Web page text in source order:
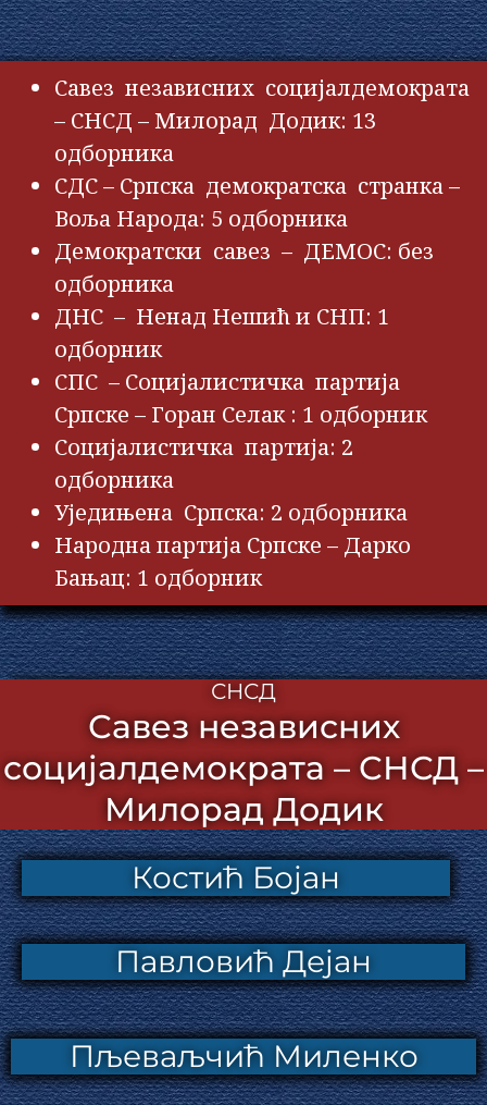
Савез независних социјалдемократа
– СНСД – Милорад Додик: 13
одборника
СДС – Српска демократска странка –
Воља Народа: 5 одборника
Демократски савез – ДЕМОС: без
одборника
ДНС – Ненад Нешић и СНП: 1
одборник
СПС – Социјалистичка партија
Српске – Горан Селак : 1 одборник
Социјалистичка партија: 2
одборника
Уједињена Српска: 2 одборника
Народна партија Српске – Дарко
Бањац: 1 одборник
СНСД
Савез независних
социјалдемократа – СНСД –
Милорад Додик
Костић Бојан
Павловић Дејан
Пљеваљчић Миленко